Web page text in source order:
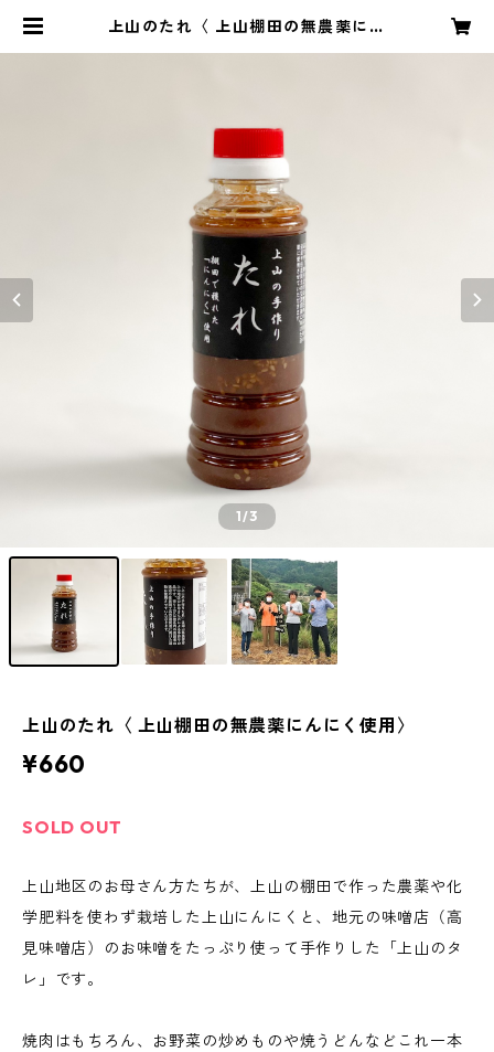
上山のたれ〈 上山棚田の無農薬にん
1/3
上山のたれ〈 上山棚田の無農薬にんにく使用〉
¥660
SOLD OUT
上山地区のお母さん方たちが、上山の棚田で作った農薬や化
学肥料を使わず栽培した上山にんにくと、地元の味噌店（高
見味噌店）のお味噌をたっぷり使って手作りした「上山のタ
レ」です。
焼肉はもちろん、お野菜の炒めものや焼うどんなどこれ一本